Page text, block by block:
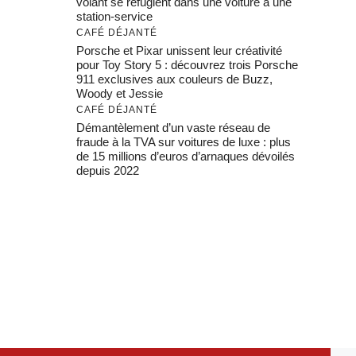
station-service
CAFÉ DÉJANTÉ
Porsche et Pixar unissent leur créativité
pour Toy Story 5 : découvrez trois Porsche
911 exclusives aux couleurs de Buzz,
Woody et Jessie
CAFÉ DÉJANTÉ
Démantèlement d’un vaste réseau de
fraude à la TVA sur voitures de luxe : plus
de 15 millions d’euros d’arnaques dévoilés
depuis 2022